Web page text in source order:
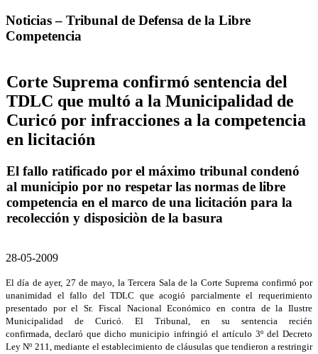
Noticias – Tribunal de Defensa de la Libre
Competencia
Corte Suprema confirmó sentencia del
TDLC que multó a la Municipalidad de
Curicó por infracciones a la competencia
en licitación
El fallo ratificado por el máximo tribunal condenó
al municipio por no respetar las normas de libre
competencia en el marco de una licitación para la
recolección y disposiciòn de la basura
28-05-2009
El día de ayer, 27 de mayo, la Tercera Sala de la Corte Suprema confirmó por
unanimidad el fallo del TDLC que acogió parcialmente el requerimiento
presentado por el Sr. Fiscal Nacional Económico en contra de la Ilustre
Municipalidad de Curicó. El Tribunal, en su sentencia recién
confirmada, declaró que dicho municipio infringió el artículo 3º del Decreto
Ley Nº 211, mediante el establecimiento de cláusulas que tendieron a restringir